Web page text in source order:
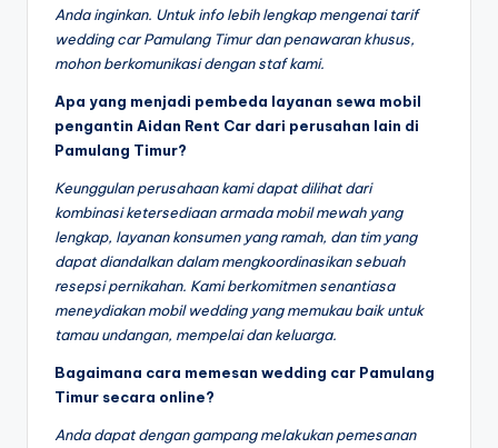
Anda inginkan. Untuk info lebih lengkap mengenai tarif
wedding car Pamulang Timur dan penawaran khusus,
mohon berkomunikasi dengan staf kami.
Apa yang menjadi pembeda layanan sewa mobil
pengantin Aidan Rent Car dari perusahan lain di
Pamulang Timur?
Keunggulan perusahaan kami dapat dilihat dari
kombinasi ketersediaan armada mobil mewah yang
lengkap, layanan konsumen yang ramah, dan tim yang
dapat diandalkan dalam mengkoordinasikan sebuah
resepsi pernikahan. Kami berkomitmen senantiasa
meneydiakan mobil wedding yang memukau baik untuk
tamau undangan, mempelai dan keluarga.
Bagaimana cara memesan wedding car Pamulang
Timur secara online?
Anda dapat dengan gampang melakukan pemesanan